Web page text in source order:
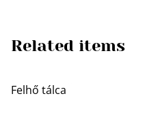
Related items
Felhő tálca